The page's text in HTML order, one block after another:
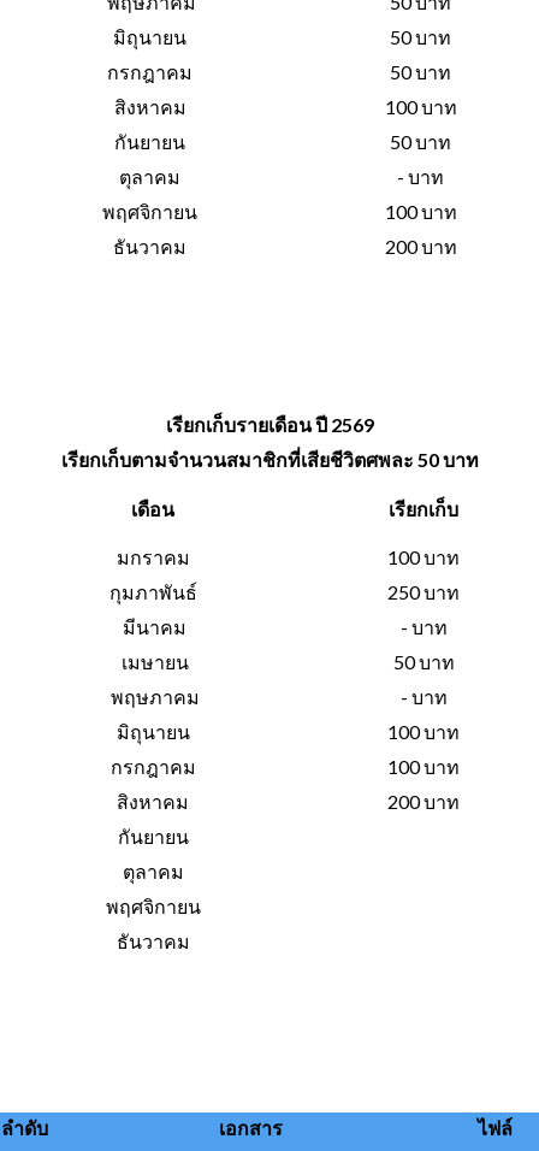
มิถุนายน
50 บาท
กรกฎาคม
50 บาท
สิงหาคม
100 บาท
กันยายน
50 บาท
ตุลาคม
- บาท
พฤศจิกายน
100 บาท
ธันวาคม
200 บาท
เรียกเก็บรายเดือน ปี 2569
เรียกเก็บตามจำนวนสมาชิกที่เสียชีวิตศพละ 50 บาท
เดือน เรียกเก็บ
มกราคม
100 บาท
กุมภาพันธ์
250 บาท
มีนาคม
- บาท
เมษายน
50 บาท
พฤษภาคม
- บาท
มิถุนายน
100 บาท
กรกฎาคม
100 บาท
สิงหาคม
200 บาท
กันยายน
ตุลาคม
พฤศจิกายน
ธันวาคม
ลำดับ เอกสาร ไฟล์